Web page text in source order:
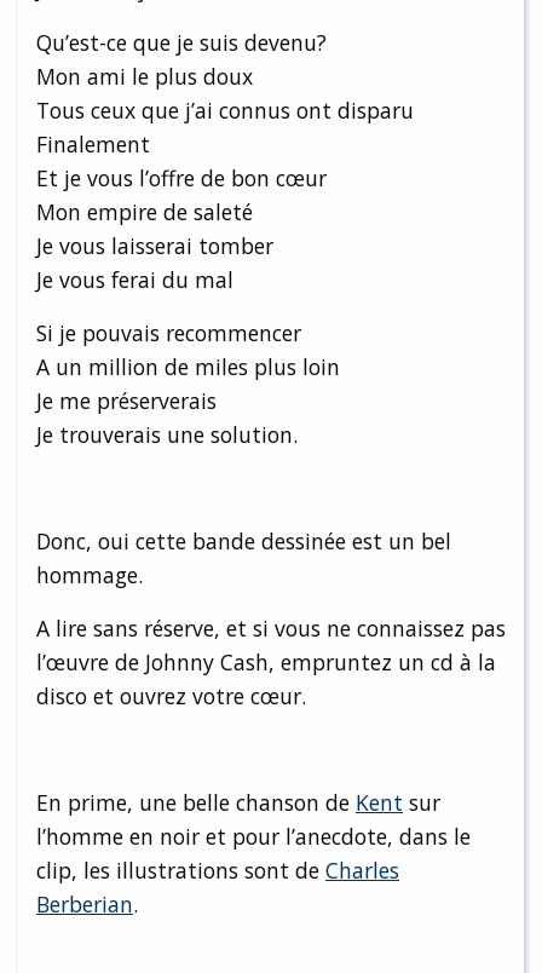
Qu’est-ce que je suis devenu?
Mon ami le plus doux
Tous ceux que j’ai connus ont disparu
Finalement
Et je vous l’offre de bon cœur
Mon empire de saleté
Je vous laisserai tomber
Je vous ferai du mal
Si je pouvais recommencer
A un million de miles plus loin
Je me préserverais
Je trouverais une solution.
Donc, oui cette bande dessinée est un bel
hommage.
A lire sans réserve, et si vous ne connaissez pas
l’œuvre de Johnny Cash, empruntez un cd à la
disco et ouvrez votre cœur.
En prime, une belle chanson de Kent sur
l’homme en noir et pour l’anecdote, dans le
clip, les illustrations sont de Charles
Berberian.